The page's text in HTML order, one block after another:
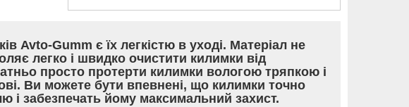
Avto-Gumm є їх легкістю в уході. Матеріал не
легко і швидко очистити килимки від
просто протерти килимки вологою тряпкою і
Ви можете бути впевнені, що килимки точно
і забезпечать йому максимальний захист.